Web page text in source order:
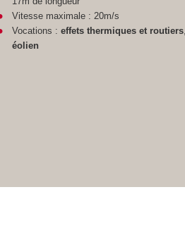
Vitesse maximale : 20m/s
Vocations : effets thermiques et routiers,
éolien